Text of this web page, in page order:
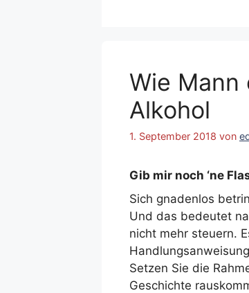
Wie Mann
Alkohol
1. September 2018 von
Gib mir noch ‘ne
Sich gnadenlos
Und das bedeutet
nicht mehr steuern.
Setzen Sie die
Geschichte